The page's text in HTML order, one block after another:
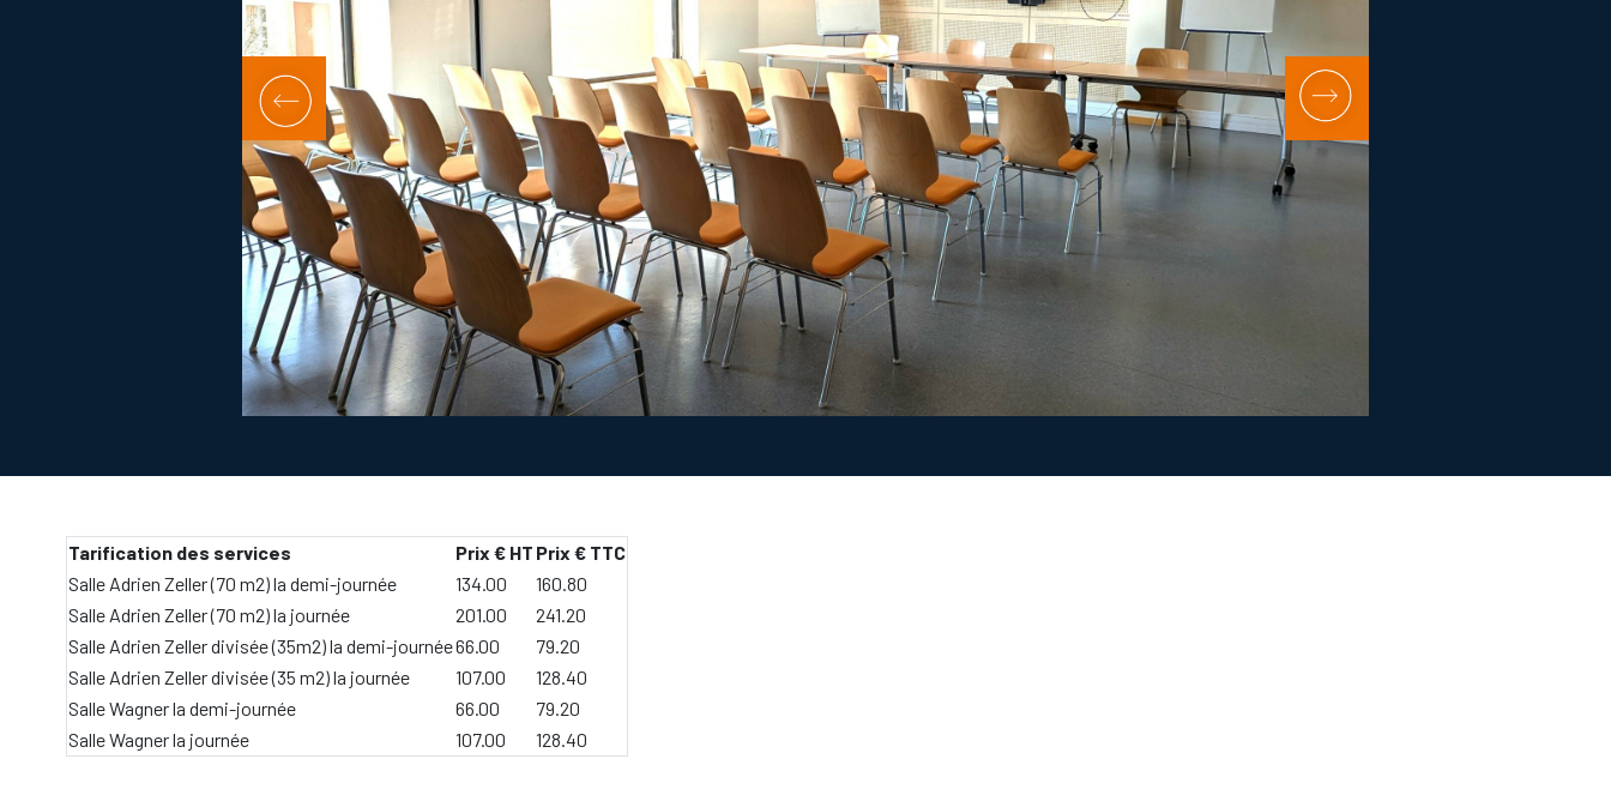
Salle Zeller 1+2
Tarification des services Prix € HT Prix € TTC
Salle Adrien Zeller (70 m2) la demi-journée
134.00
160.80
Salle Adrien Zeller (70 m2) la journée
201.00
241.20
Salle Adrien Zeller divisée (35m2) la demi-journée66.00
79.20
Salle Adrien Zeller divisée (35 m2) la journée
107.00
128.40
Salle Wagner la demi-journée
66.00
79.20
Salle Wagner la journée
107.00 128.40